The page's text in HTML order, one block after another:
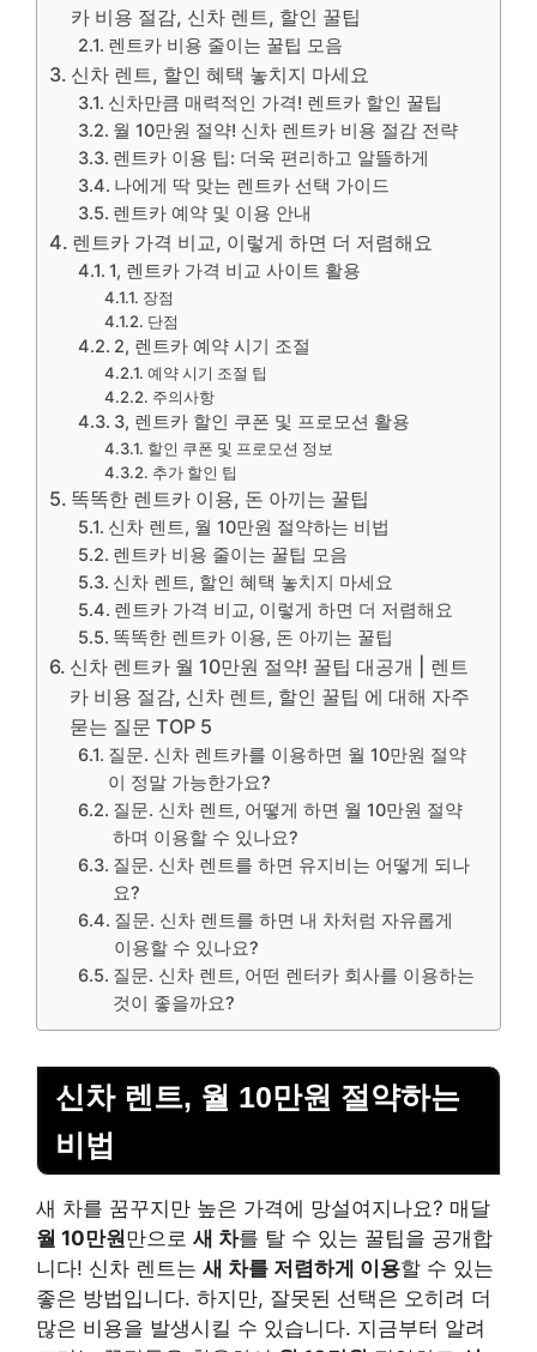
카 비용 절감, 신차 렌트, 할인 꿀팁
렌트카 비용 줄이는 꿀팁 모음
신차 렌트, 할인 혜택 놓치지 마세요
신차만큼 매력적인 가격! 렌트카 할인 꿀팁
월 10만원 절약! 신차 렌트카 비용 절감 전략
렌트카 이용 팁: 더욱 편리하고 알뜰하게
나에게 딱 맞는 렌트카 선택 가이드
렌트카 예약 및 이용 안내
렌트카 가격 비교, 이렇게 하면 더 저렴해요
1, 렌트카 가격 비교 사이트 활용
장점
단점
2, 렌트카 예약 시기 조절
예약 시기 조절 팁
주의사항
3, 렌트카 할인 쿠폰 및 프로모션 활용
할인 쿠폰 및 프로모션 정보
추가 할인 팁
똑똑한 렌트카 이용, 돈 아끼는 꿀팁
신차 렌트, 월 10만원 절약하는 비법
렌트카 비용 줄이는 꿀팁 모음
신차 렌트, 할인 혜택 놓치지 마세요
렌트카 가격 비교, 이렇게 하면 더 저렴해요
똑똑한 렌트카 이용, 돈 아끼는 꿀팁
신차 렌트카 월 10만원 절약! 꿀팁 대공개 | 렌트
카 비용 절감, 신차 렌트, 할인 꿀팁 에 대해 자주
묻는 질문 TOP 5
질문. 신차 렌트카를 이용하면 월 10만원 절약
이 정말 가능한가요?
질문. 신차 렌트, 어떻게 하면 월 10만원 절약
하며 이용할 수 있나요?
질문. 신차 렌트를 하면 유지비는 어떻게 되나
요?
질문. 신차 렌트를 하면 내 차처럼 자유롭게
이용할 수 있나요?
질문. 신차 렌트, 어떤 렌터카 회사를 이용하는
것이 좋을까요?
신차 렌트, 월 10만원 절약하는
비법
새 차를 꿈꾸지만 높은 가격에 망설여지나요? 매달
월 10만원만으로 새 차를 탈 수 있는 꿀팁을 공개합
니다! 신차 렌트는 새 차를 저렴하게 이용할 수 있는
좋은 방법입니다. 하지만, 잘못된 선택은 오히려 더
많은 비용을 발생시킬 수 있습니다. 지금부터 알려